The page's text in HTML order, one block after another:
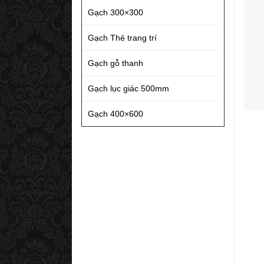
Gạch 300×300
Gạch Thẻ trang trí
Gạch gỗ thanh
Gạch lục giác 500mm
Gạch 400×600